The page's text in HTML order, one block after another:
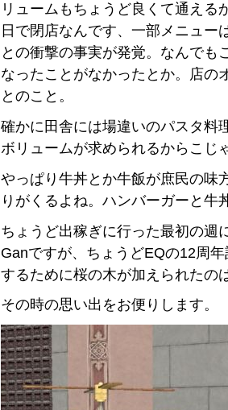
リュームもちょうど良くて通える
日で閉店なんです、一部メニュー
との衝撃の事実が発覚。なんでも
なったことがなかったとか。店の
とのこと。
確かに田舎には場違いのパスタ料
ボリュームが求められるからこじ
やっぱり牛丼とか牛飯が庶民の味
りがくるよね。ハンバーガーと牛
ちょうど出稼ぎに行った最初の週
Ganですが、ちょうどEQの12周
するために桜の木が加えられたの
その時の思い出をお便りします。